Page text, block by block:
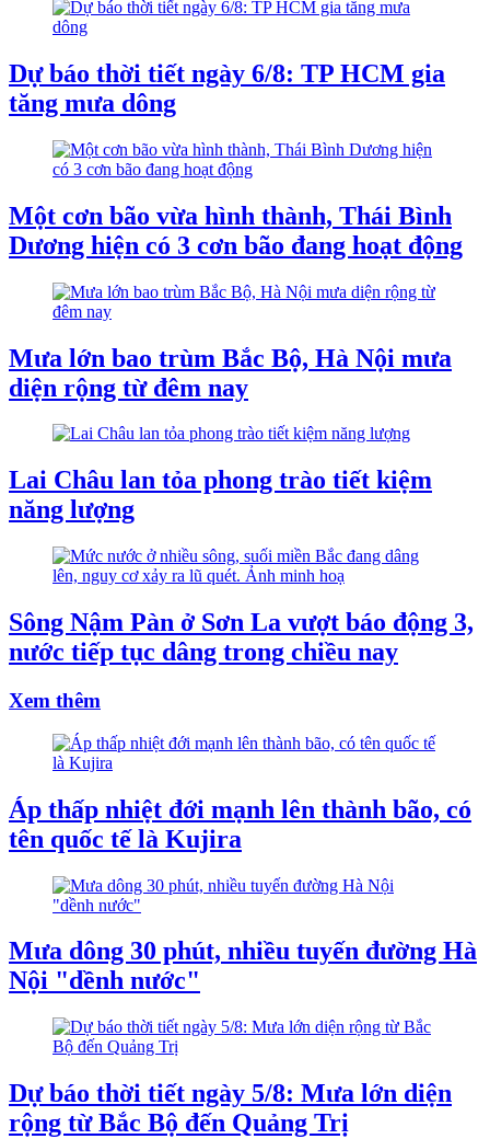
Dự báo thời tiết ngày 6/8: TP HCM gia
tăng mưa dông
Một cơn bão vừa hình thành, Thái Bình
Dương hiện có 3 cơn bão đang hoạt động
Mưa lớn bao trùm Bắc Bộ, Hà Nội mưa
diện rộng từ đêm nay
Lai Châu lan tỏa phong trào tiết kiệm
năng lượng
Sông Nậm Pàn ở Sơn La vượt báo động 3,
nước tiếp tục dâng trong chiều nay
Xem thêm
Áp thấp nhiệt đới mạnh lên thành bão, có
tên quốc tế là Kujira
Mưa dông 30 phút, nhiều tuyến đường Hà
Nội "dềnh nước"
Dự báo thời tiết ngày 5/8: Mưa lớn diện
rộng từ Bắc Bộ đến Quảng Trị